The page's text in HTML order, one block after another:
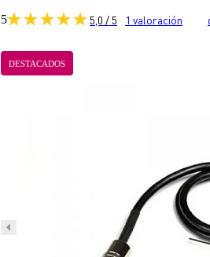
5 5,0 / 5 1 valoración
DESTACADOS